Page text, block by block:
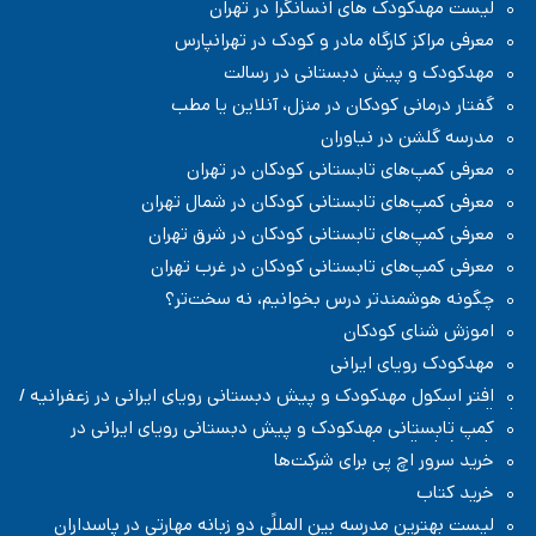
لیست مهدکودک های انسانگرا در تهران
معرفی مراکز کارگاه مادر و کودک در تهرانپارس
مهدکودک و پیش دبستانی در رسالت
گفتار درمانی کودکان در منزل، آنلاین یا مطب
مدرسه گلشن در نیاوران
معرفی کمپ‌های تابستانی کودکان در تهران
معرفی کمپ‌های تابستانی کودکان در شمال تهران
معرفی کمپ‌های تابستانی کودکان در شرق تهران
معرفی کمپ‌های تابستانی کودکان در غرب تهران
چگونه هوشمندتر درس بخوانیم، نه سخت‌تر؟
اموزش شنای کودکان
مهدکودک رویای ایرانی
افتر اسکول مهدکودک و پیش دبستانی رویای ایرانی در زعفرانیه /
شمال تهران
کمپ تابستانی مهدکودک و پیش دبستانی رویای ایرانی در
زعفرانیه / شمال تهران
خرید سرور اچ پی برای شرکت‌ها
خرید کتاب
لیست بهترین مدرسه بین المللًی دو زبانه مهارتی در پاسداران